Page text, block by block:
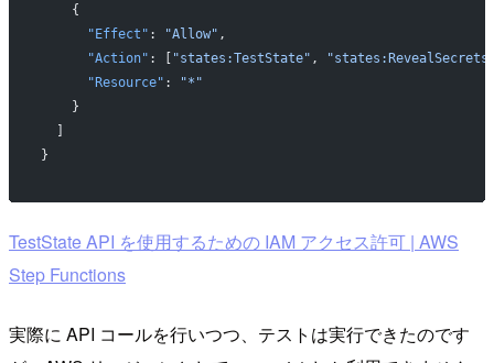
    {
      "Effect"
: "Allow" ,
      "Action"
: [ "states:TestState" ,
      "Resource"
:
"*"
    }
}
TestState API を使用するための IAM アクセス許可 | AWS
Step Functions
実際に API コールを行いつつ、テストは実行できたのです